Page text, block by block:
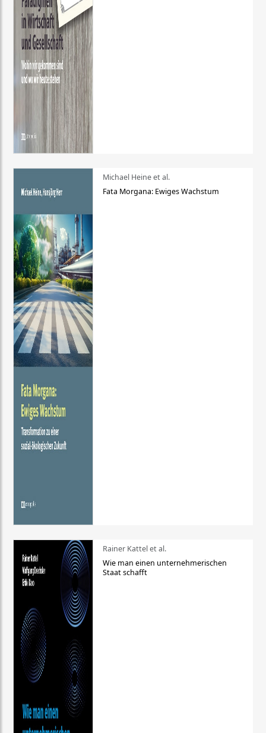
Michael Heine et al.
Fata Morgana: Ewiges Wachstum
Rainer Kattel et al.
Wie man einen unternehmerischen
Staat schafft